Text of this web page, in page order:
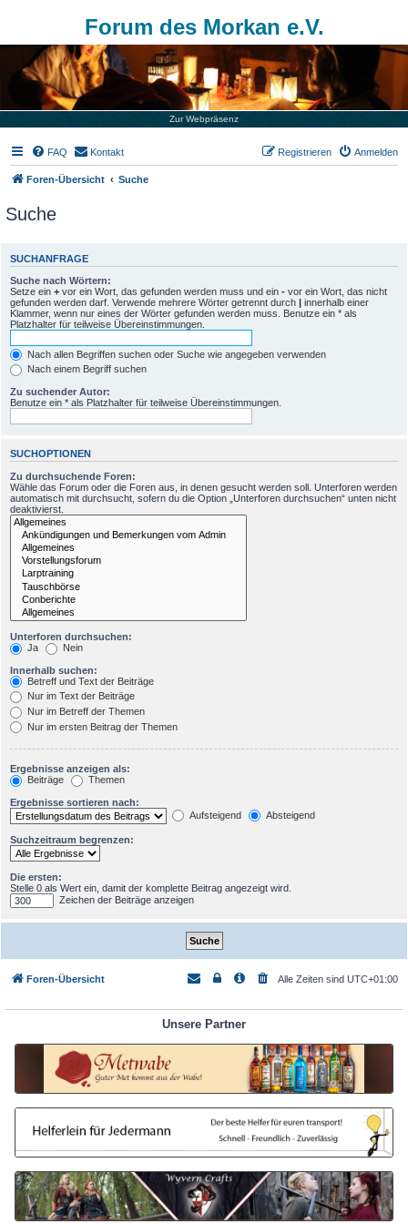
Forum des Morkan e.V.
Zur Webpräsenz
FAQ Kontakt Anmelden
Registrieren
Foren-Übersicht Suche
Suche
SUCHANFRAGE
Suche nach Wörtern:
Setze ein + vor ein Wort, das gefunden werden muss und ein - vor ein Wort, das nicht
gefunden werden darf. Verwende mehrere Wörter getrennt durch | innerhalb einer
Klammer, wenn nur eines der Wörter gefunden werden muss. Benutze ein * als
Platzhalter für teilweise Übereinstimmungen.
Nach allen Begriffen suchen oder Suche wie angegeben verwenden
Nach einem Begriff suchen
Zu suchender Autor:
Benutze ein * als Platzhalter für teilweise Übereinstimmungen.
SUCHOPTIONEN
Zu durchsuchende Foren:
Wähle das Forum oder die Foren aus, in denen gesucht werden soll. Unterforen werden
automatisch mit durchsucht, sofern du die Option „Unterforen durchsuchen“ unten nicht
deaktivierst.
Unterforen durchsuchen:
Ja
Nein
Innerhalb suchen:
Betreff und Text der Beiträge
Nur im Text der Beiträge
Nur im Betreff der Themen
Nur im ersten Beitrag der Themen
Ergebnisse anzeigen als:
Beiträge
Themen
Ergebnisse sortieren nach:
Aufsteigend
Absteigend
Suchzeitraum begrenzen:
Die ersten:
Stelle 0 als Wert ein, damit der komplette Beitrag angezeigt wird.
Zeichen der Beiträge anzeigen
Foren-Übersicht Alle Zeiten sind UTC+01:00
Unsere Partner